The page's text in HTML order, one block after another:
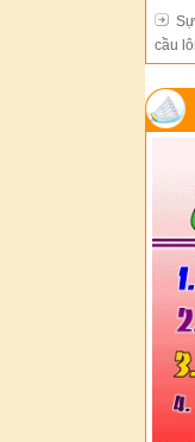
cầu
địch
quốc
giải
cầu